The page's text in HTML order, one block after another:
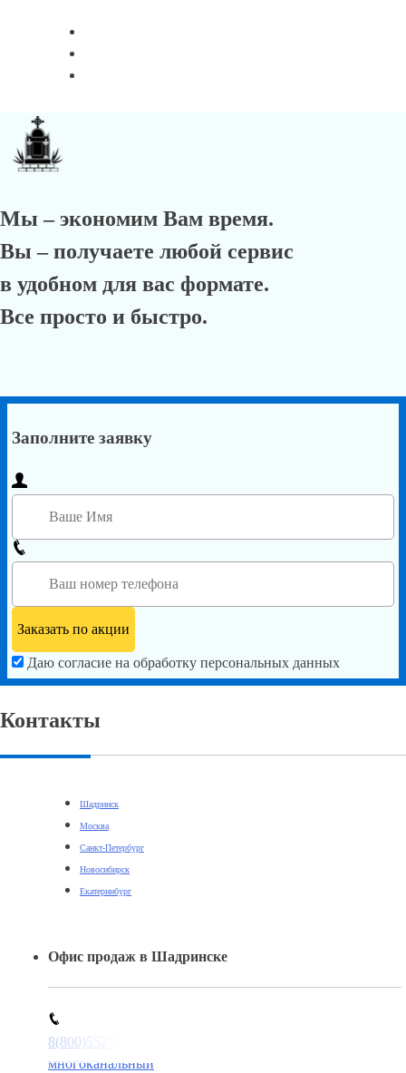
Мы – экономим Вам время.
Вы – получаете любой сервис
в удобном для вас формате.
Все просто и быстро.
Заполните заявку
Даю согласие на обработку персональных данных
Контакты
Шадринск
Москва
Санкт-Петербург
Новосибирск
Екатеринбург
Офис продаж в Шадринске
8(800)5527584
многоканальный